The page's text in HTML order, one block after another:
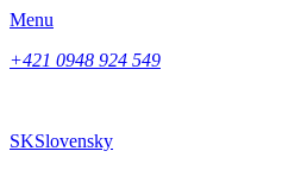
Menu
+421 0948 924 549
SKSlovensky